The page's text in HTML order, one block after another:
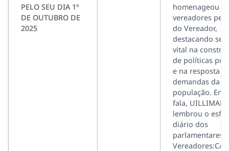
PELO SEU DIA 1º
DE OUTUBRO DE
2025
homenageou os
vereadores
do Vereador,
destacando
vital na
de políticas
e na resposta às
demandas da
população. Em
fala, UILLIMAN
lembrou o
diário dos
parlamentares.